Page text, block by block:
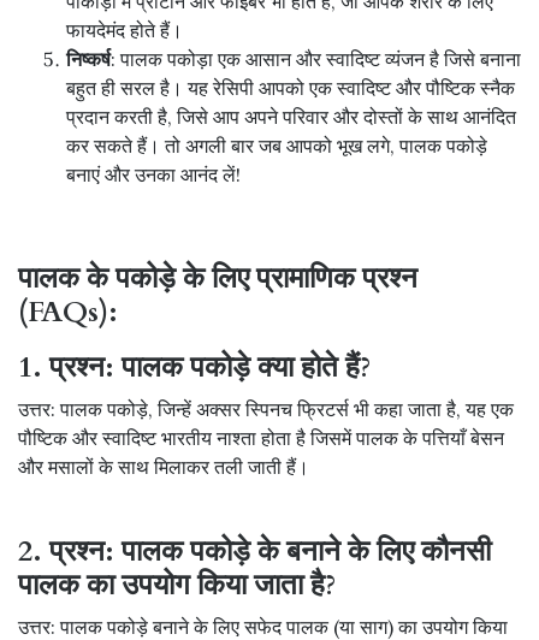
फायदेमंद होते हैं।
निष्कर्ष: पालक पकोड़ा एक आसान और स्वादिष्ट व्यंजन है जिसे बनाना
बहुत ही सरल है। यह रेसिपी आपको एक स्वादिष्ट और पौष्टिक स्नैक
प्रदान करती है, जिसे आप अपने परिवार और दोस्तों के साथ आनंदित
कर सकते हैं। तो अगली बार जब आपको भूख लगे, पालक पकोड़े
बनाएं और उनका आनंद लें!
पालक के पकोड़े के लिए प्रामाणिक प्रश्न
(FAQs):
1. प्रश्न: पालक पकोड़े क्या होते हैं?
उत्तर: पालक पकोड़े, जिन्हें अक्सर स्पिनच फ्रिटर्स भी कहा जाता है, यह एक
पौष्टिक और स्वादिष्ट भारतीय नाश्ता होता है जिसमें पालक के पत्तियाँ बेसन
और मसालों के साथ मिलाकर तली जाती हैं।
2. प्रश्न: पालक पकोड़े के बनाने के लिए कौनसी
पालक का उपयोग किया जाता है?
उत्तर: पालक पकोड़े बनाने के लिए सफेद पालक (या साग) का उपयोग किया